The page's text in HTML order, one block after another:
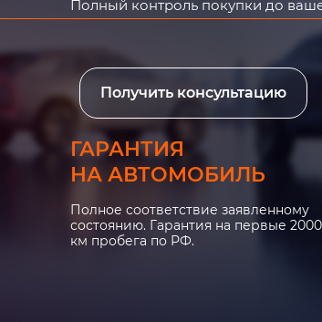
Полный контроль покупки до
Получить консультацию
ГАРАНТИЯ
НА АВТОМОБИЛЬ
Полное соответствие заявленному
состоянию. Гарантия на первые 2000
км пробега по РФ.